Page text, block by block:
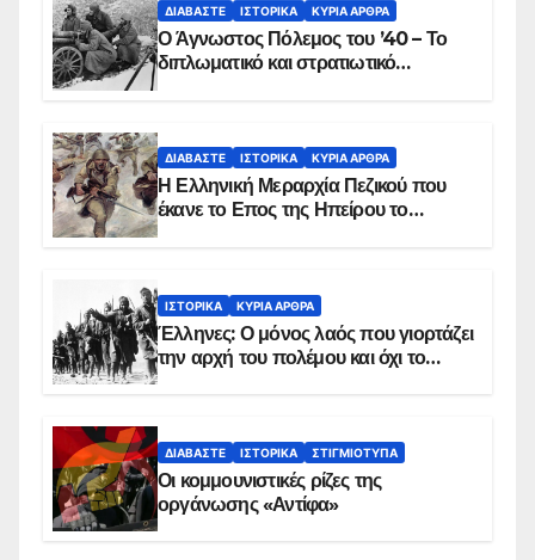
ΔΙΑΒΆΣΤΕ ΙΣΤΟΡΙΚΆ ΚΥΡΙΑ ΑΡΘΡΑ
Ο Άγνωστος Πόλεμος του ’40 – Το
διπλωματικό και στρατιωτικό
ΔΙΑΒΆΣΤΕ ΙΣΤΟΡΙΚΆ ΚΥΡΙΑ ΑΡΘΡΑ
Η Ελληνική Μεραρχία Πεζικού που
έκανε το Επος της Ηπείρου το
ΙΣΤΟΡΙΚΆ ΚΥΡΙΑ ΑΡΘΡΑ
Έλληνες: Ο μόνος λαός που γιορτάζει
την αρχή του πολέμου και όχι το
ΔΙΑΒΆΣΤΕ ΙΣΤΟΡΙΚΆ ΣΤΙΓΜΙΌΤΥΠΑ
Οι κομμουνιστικές ρίζες της
οργάνωσης «Αντίφα»